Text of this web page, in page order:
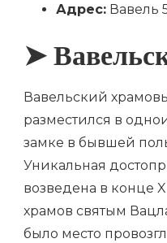
Адрес: Вавель
➤
Вавельский
разместился в
замке в бывшей
Уникальная
возведена в конце
храмов святым
было место